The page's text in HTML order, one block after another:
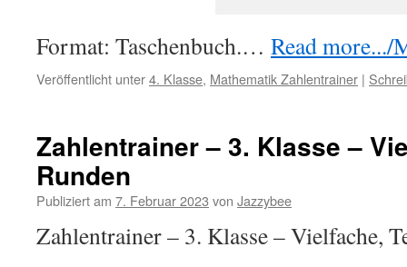
Format: Taschenbuch.… Read more.../
Veröffentlicht unter4. Klasse, Mathematik Zahlentrainer |
Zahlentrainer – 3. Klasse –
Runden
Publiziert am 7. Februar 2023 von Jazzybee
Zahlentrainer – 3. Klasse – Vielfache,